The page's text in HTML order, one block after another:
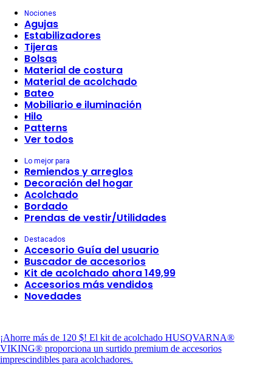
Nociones
Agujas
Estabilizadores
Tijeras
Bolsas
Material de costura
Material de acolchado
Bateo
Mobiliario e iluminación
Hilo
Patterns
Ver todos
Lo mejor para
Remiendos y arreglos
Decoración del hogar
Acolchado
Bordado
Prendas de vestir/Utilidades
Destacados
Accesorio Guía del usuario
Buscador de accesorios
Kit de acolchado ahora 149,99
Accesorios más vendidos
Novedades
¡Ahorre más de 120 $! El kit de acolchado HUSQVARNA®
VIKING® proporciona un surtido premium de accesorios
imprescindibles para acolchadores.